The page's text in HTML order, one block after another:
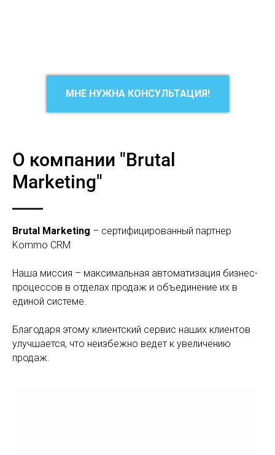
МНЕ НУЖНА КОНСУЛЬТАЦИЯ!
О компании "Brutal
Marketing"
Brutal Marketing – сертифицированный партнер
Kommo CRM
Наша миссия – максимальная автоматизация бизнес-
процессов в отделах продаж и объединение их в
единой системе.
Благодаря этому клиентский сервис наших клиентов
улучшается, что неизбежно ведет к увеличению
продаж.